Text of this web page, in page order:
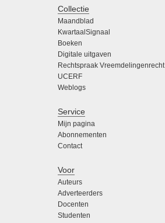
Collectie
Maandblad
KwartaalSignaal
Boeken
Digitale uitgaven
Rechtspraak Vreemdelingenrecht
UCERF
Weblogs
Service
Mijn pagina
Abonnementen
Contact
Voor
Auteurs
Adverteerders
Docenten
Studenten